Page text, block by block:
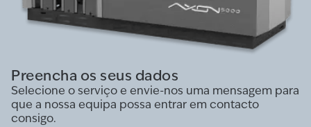
Preencha os seus dados
Selecione o serviço e envie-nos uma mensagem para
que a nossa equipa possa entrar em contacto
consigo.